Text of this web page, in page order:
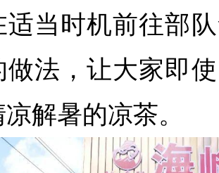
适当时机前往部
做法，让大家即
解暑的凉茶。